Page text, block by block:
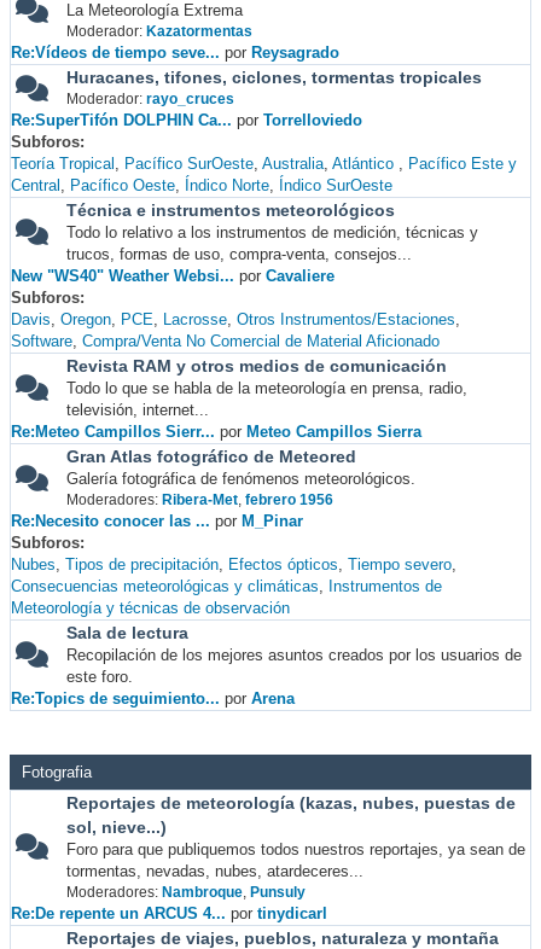
La Meteorología Extrema
Moderador: Kazatormentas
Re:Vídeos de tiempo seve... por Reysagrado
Huracanes, tifones, ciclones, tormentas tropicales
Moderador: rayo_cruces
Re:SuperTifón DOLPHIN Ca... por Torrelloviedo
Subforos
Teoría Tropical
Pacífico SurOeste Australia Atlántico
Pacífico Este y
Central
Pacífico Oeste Índico Norte Índico SurOeste
Técnica e instrumentos meteorológicos
Todo lo relativo a los instrumentos de medición, técnicas y
trucos, formas de uso, compra-venta, consejos...
New "WS40" Weather Websi... por Cavaliere
Subforos
Davis Oregon PCE Lacrosse Otros Instrumentos/Estaciones
Software Compra/Venta No Comercial de Material Aficionado
Revista RAM y otros medios de comunicación
Todo lo que se habla de la meteorología en prensa, radio,
televisión, internet...
Re:Meteo Campillos Sierr... por Meteo Campillos Sierra
Gran Atlas fotográfico de Meteored
Galería fotográfica de fenómenos meteorológicos.
Moderadores: Ribera-Met, febrero 1956
Re:Necesito conocer las ... por M_Pinar
Subforos
Nubes Tipos de precipitación Efectos ópticos Tiempo severo
Consecuencias meteorológicas y climáticas
Instrumentos de
Meteorología y técnicas de observación
Sala de lectura
Recopilación de los mejores asuntos creados por los usuarios de
este foro.
Re:Topics de seguimiento... por Arena
Fotografia
Reportajes de meteorología (kazas, nubes, puestas de
sol, nieve...)
Foro para que publiquemos todos nuestros reportajes, ya sean de
tormentas, nevadas, nubes, atardeceres...
Moderadores: Nambroque, Punsuly
Re:De repente un ARCUS 4... por tinydicarl
Reportajes de viajes, pueblos, naturaleza y montaña